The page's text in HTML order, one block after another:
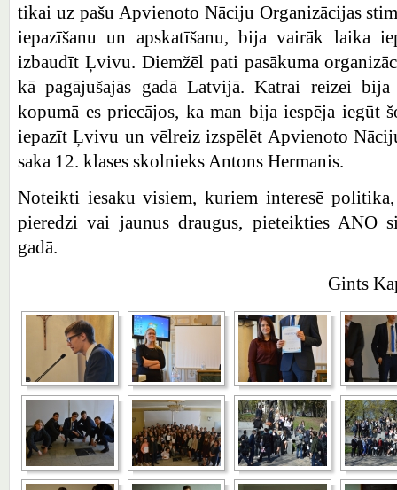
tikai uz pašu Apvienoto Nāciju Organizācijas
iepazīšanu un apskatīšanu, bija vairāk laika
izbaudīt Ļvivu. Diemžēl pati pasākuma
kā pagājušajās gadā Latvijā. Katrai reizei
kopumā es priecājos, ka man bija iespēja iegūt
iepazīt Ļvivu un vēlreiz izspēlēt Apvienoto
saka 12. klases skolnieks Antons Hermanis.
Noteikti iesaku visiem, kuriem interesē
pieredzi vai jaunus draugus, pieteikties ANO
gadā.
Gints